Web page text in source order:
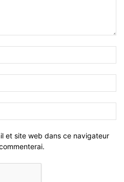
et site web dans ce navigateur